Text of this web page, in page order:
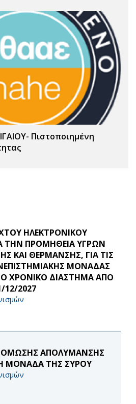
Πιστοποιημένη
ΗΛΕΚΤΡΟΝΙΚΟΥ
ΤΗΝ ΠΡΟΜΗΘΕΙΑ ΥΓΡΩΝ
ΚΑΙ ΘΕΡΜΑΝΣΗΣ, ΓΙΑ ΤΙΣ
ΜΟΝΑΔΑΣ
ΧΡΟΝΙΚΟ ΔΙΑΣΤΗΜΑ ΑΠΟ
12/2027
ΑΠΟΛΥΜΑΝΣΗΣ
ΜΟΝΑΔΑ ΤΗΣ ΣΥΡΟΥ